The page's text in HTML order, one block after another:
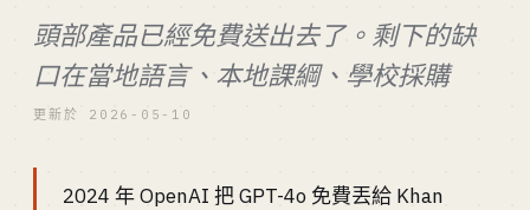
頭部產品已經免費送出去了。剩下的缺
口在當地語言、本地課綱、學校採購
更新於 2026-05-10
2024 年 OpenAI 把 GPT-4o 免費丟給 Khan